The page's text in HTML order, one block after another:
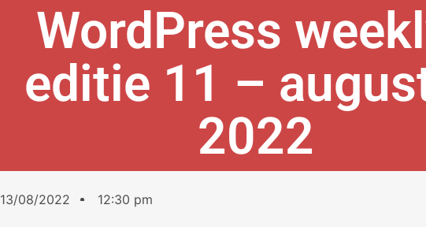
WordPress
editie 11 –
2022
13/08/2022 12:30 pm